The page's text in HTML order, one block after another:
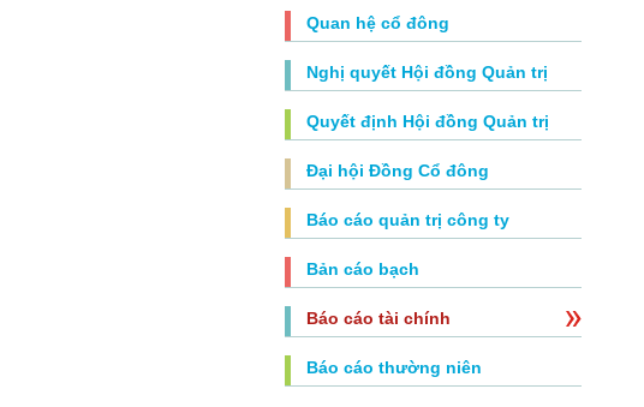
Quan hệ cổ đông
Nghị quyết Hội đồng Quản trị
Quyết định Hội đồng Quản trị
Đại hội Đồng Cổ đông
Báo cáo quản trị công ty
Bản cáo bạch
Báo cáo tài chính
Báo cáo thường niên